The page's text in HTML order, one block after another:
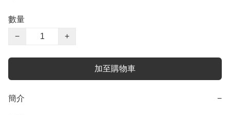
數量
−
+
加至購物車
簡介 −